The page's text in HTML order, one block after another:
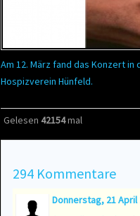
Am 12. März fand das Konzert
Hospizverein Hünfeld.
Gelesen 42154mal
294 Kommentare
Donnerstag, 21 April